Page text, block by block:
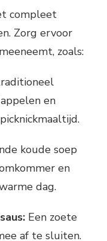
compleet
Zorg ervoor
zoals:
en
koude soep
en
dag.
Een zoete
af te sluiten.